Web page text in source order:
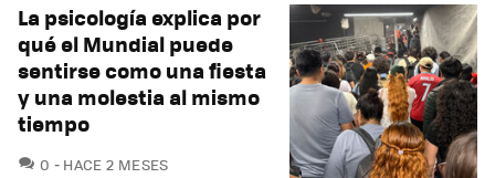
La psicología explica por
qué el Mundial puede
sentirse como una fiesta
y una molestia al mismo
tiempo
0 COMENTARIOS
HACE 2 MESES